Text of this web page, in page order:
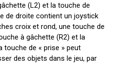
(L2) et la touche de
de droite contient un joystick
croix et rond, une touche de
à gâchette (R2) et la
touche de « prise » peut
des objets dans le jeu, par